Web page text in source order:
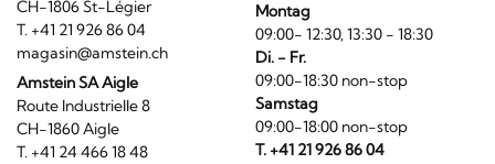
CH-1806 St-Légier
T. +41 21 926 86 04
magasin@amstein.ch
Amstein SA Aigle
Route Industrielle 8
CH-1860 Aigle
T. +41 24 466 18 48
Montag
09:00- 12:30, 13:30 - 18:30
Di. - Fr.
09:00-18:30 non-stop
Samstag
09:00-18:00 non-stop
T. +41 21 926 86 04